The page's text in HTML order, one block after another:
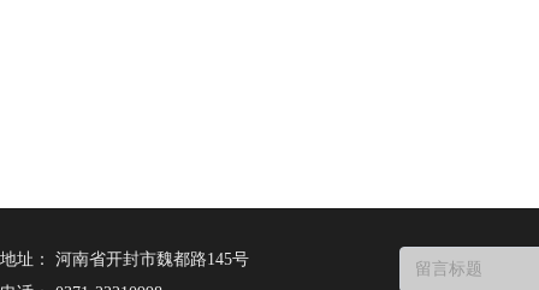
地址：
河南省开封市魏都路145号